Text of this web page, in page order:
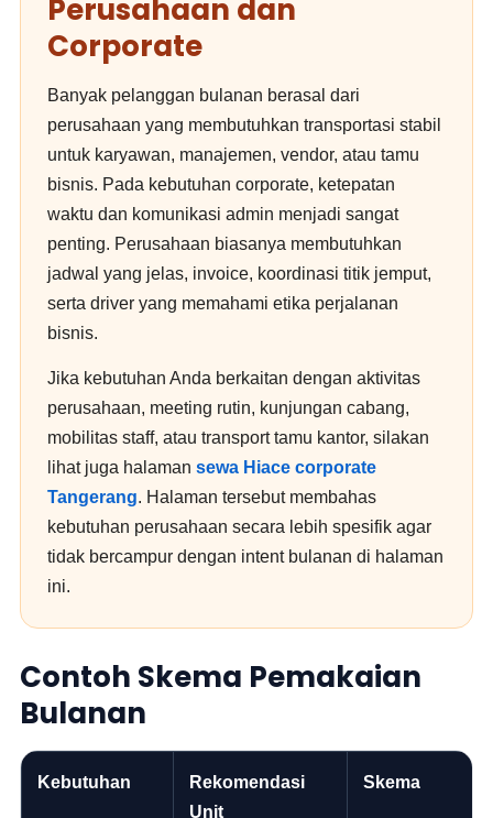
Perusahaan dan
Corporate
Banyak pelanggan bulanan berasal dari
perusahaan yang membutuhkan transportasi stabil
untuk karyawan, manajemen, vendor, atau tamu
bisnis. Pada kebutuhan corporate, ketepatan
waktu dan komunikasi admin menjadi sangat
penting. Perusahaan biasanya membutuhkan
jadwal yang jelas, invoice, koordinasi titik jemput,
serta driver yang memahami etika perjalanan
bisnis.
Jika kebutuhan Anda berkaitan dengan aktivitas
perusahaan, meeting rutin, kunjungan cabang,
mobilitas staff, atau transport tamu kantor, silakan
lihat juga halamansewa Hiace corporate
Tangerang. Halaman tersebut membahas
kebutuhan perusahaan secara lebih spesifik agar
tidak bercampur dengan intent bulanan di halaman
ini.
Contoh Skema Pemakaian
Bulanan
Kebutuhan
Rekomendasi
Unit
Skema